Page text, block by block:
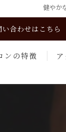
健やか
い合わせはこちら
ンの特徴